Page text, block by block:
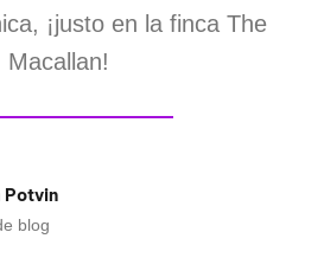
¡justo en la finca The
Macallan!
Potvin
blog